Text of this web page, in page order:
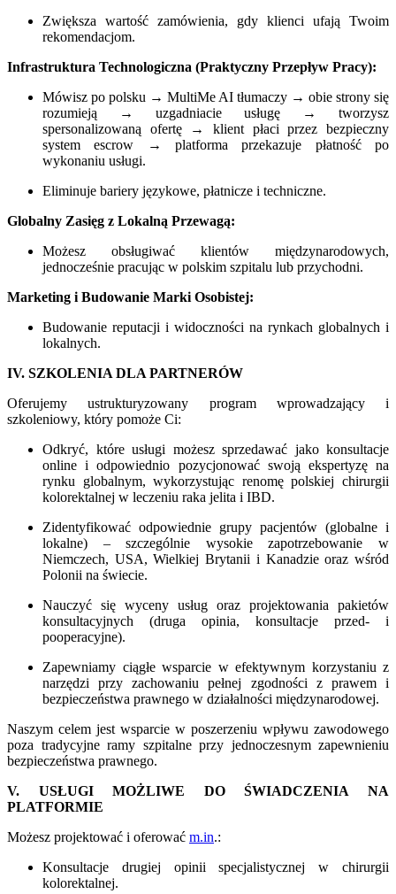
Zwiększa wartość zamówienia, gdy klienci ufają Twoim
rekomendacjom.
Infrastruktura Technologiczna (Praktyczny Przepływ Pracy):
Mówisz po polsku → MultiMe AI tłumaczy → obie strony się
rozumieją → uzgadniacie usługę → tworzysz
spersonalizowaną ofertę → klient płaci przez bezpieczny
system escrow → platforma przekazuje płatność po
wykonaniu usługi.
Eliminuje bariery językowe, płatnicze i techniczne.
Globalny Zasięg z Lokalną Przewagą:
Możesz obsługiwać klientów międzynarodowych,
jednocześnie pracując w polskim szpitalu lub przychodni.
Marketing i Budowanie Marki Osobistej:
Budowanie reputacji i widoczności na rynkach globalnych i
lokalnych.
IV. SZKOLENIA DLA PARTNERÓW
Oferujemy ustrukturyzowany program wprowadzający i
szkoleniowy, który pomoże Ci:
Odkryć, które usługi możesz sprzedawać jako konsultacje
online i odpowiednio pozycjonować swoją ekspertyzę na
rynku globalnym, wykorzystując renomę polskiej chirurgii
kolorektalnej w leczeniu raka jelita i IBD.
Zidentyfikować odpowiednie grupy pacjentów (globalne i
lokalne) – szczególnie wysokie zapotrzebowanie w
Niemczech, USA, Wielkiej Brytanii i Kanadzie oraz wśród
Polonii na świecie.
Nauczyć się wyceny usług oraz projektowania pakietów
konsultacyjnych (druga opinia, konsultacje przed- i
pooperacyjne).
Zapewniamy ciągłe wsparcie w efektywnym korzystaniu z
narzędzi przy zachowaniu pełnej zgodności z prawem i
bezpieczeństwa prawnego w działalności międzynarodowej.
Naszym celem jest wsparcie w poszerzeniu wpływu zawodowego
poza tradycyjne ramy szpitalne przy jednoczesnym zapewnieniu
bezpieczeństwa prawnego.
V. USŁUGI MOŻLIWE DO ŚWIADCZENIA NA
PLATFORMIE
Możesz projektować i oferować m.in.:
Konsultacje drugiej opinii specjalistycznej w chirurgii
kolorektalnej.